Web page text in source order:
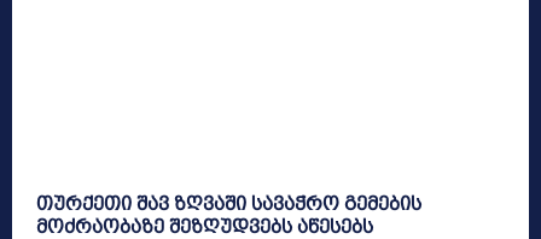
თურქეთი შავ ზღვაში სავაჭრო გემების
მოძრაობაზე შეზღუდვებს აწესებს